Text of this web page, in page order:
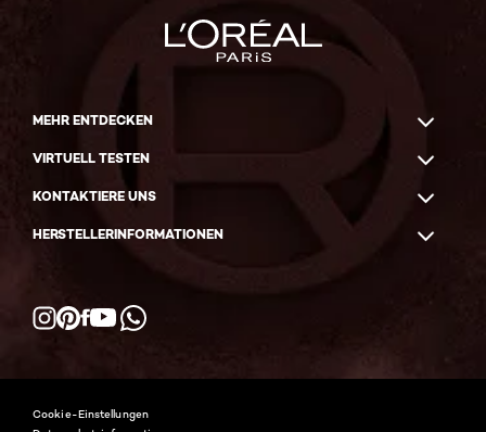
MEHR ENTDECKEN
VIRTUELL TESTEN
KONTAKTIERE UNS
HERSTELLERINFORMATIONEN
Facebook
YouTube
Cookie-Einstellungen